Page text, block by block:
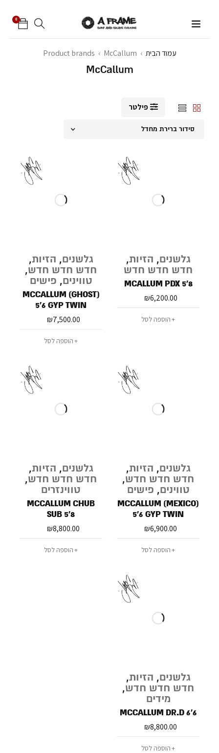
0
עמוד הבית ›
Product brands › McCallum
McCallum
פילטר
סידור ברירת מחדל
גלשנים, הזיות,
חדש חדש חדש
MCALLUM PDX 5'8
₪6,200.00
הוספה לסל
גלשנים, הזיות,
חדש חדש חדש,
טווינים, פישים
MCCALLUM (GHOST)
5'6 GYP TWIN
₪7,500.00
הוספה לסל
גלשנים, הזיות,
חדש חדש חדש,
טווינים, פישים
MCCALLUM (MEXICO)
5'6 GYP TWIN
₪6,900.00
הוספה לסל
גלשנים, הזיות,
חדש חדש חדש,
טווינזרים
MCCALLUM CHUB
SUB 5'8
₪8,800.00
הוספה לסל
גלשנים, הזיות,
חדש חדש חדש,
מידים
MCCALLUM DR.D 6'6
₪8,800.00
הוספה לסל